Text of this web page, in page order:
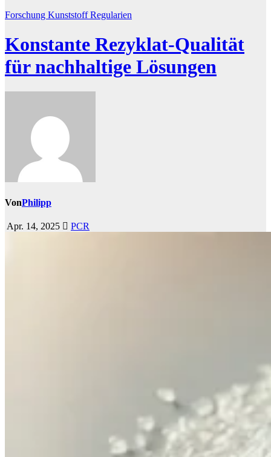
Forschung KunststoffRegularien
Konstante Rezyklat-Qualität
für nachhaltige Lösungen
VonPhilipp
Apr. 14, 2025 PCR